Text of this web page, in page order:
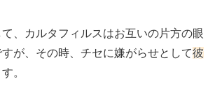
、カルタフィルスはお互いの片方の眼
が、その時、チセに嫌がらせとして彼
。